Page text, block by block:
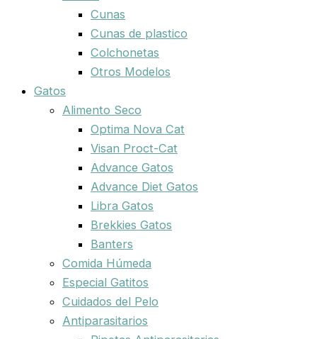
Cunas
Cunas de plastico
Colchonetas
Otros Modelos
Gatos
Alimento Seco
Optima Nova Cat
Visan Proct-Cat
Advance Gatos
Advance Diet Gatos
Libra Gatos
Brekkies Gatos
Banters
Comida Húmeda
Especial Gatitos
Cuidados del Pelo
Antiparasitarios